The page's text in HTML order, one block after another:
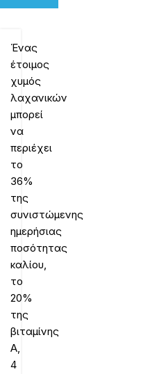
Ένας
έτοιμος
χυμός
λαχανικών
μπορεί
να
περιέχει
το
36%
της
συνιστώμενης
ημερήσιας
ποσότητας
καλίου,
το
20%
της
βιταμίνης
Α,
4